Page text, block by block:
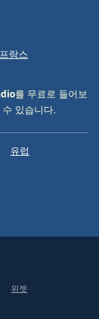
프랑스
를 무료로 들어보
있습니다.
유럽
위젯